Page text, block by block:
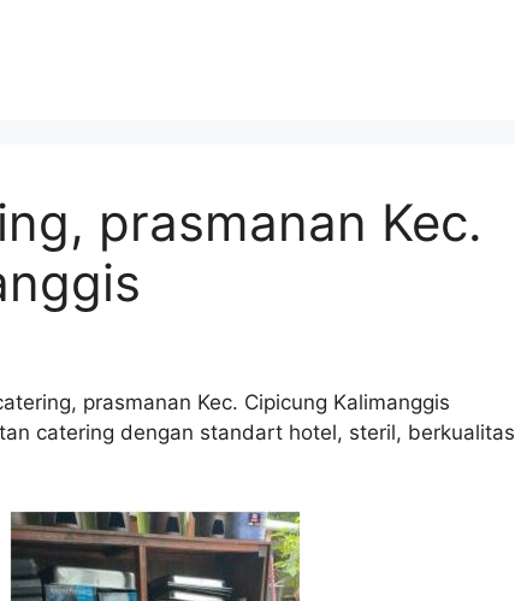
prasmanan Kec.
prasmanan Kec. Cipicung Kalimanggis
catering dengan standart hotel, steril, berkualitas